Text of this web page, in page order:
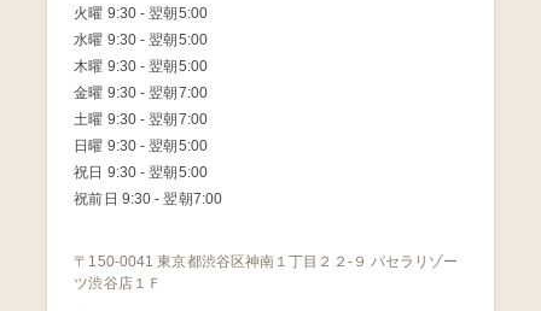
火曜 9:30 - 翌朝5:00
水曜 9:30 - 翌朝5:00
木曜 9:30 - 翌朝5:00
金曜 9:30 - 翌朝7:00
土曜 9:30 - 翌朝7:00
日曜 9:30 - 翌朝5:00
祝日 9:30 - 翌朝5:00
祝前日 9:30 - 翌朝7:00
〒150-0041 東京都渋谷区神南１丁目２２-９ パセラリゾー
ツ渋谷店１Ｆ